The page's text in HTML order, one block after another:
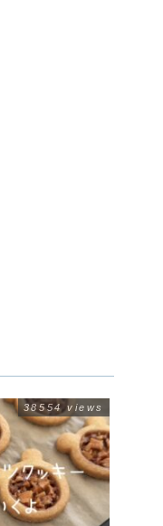
38554 views